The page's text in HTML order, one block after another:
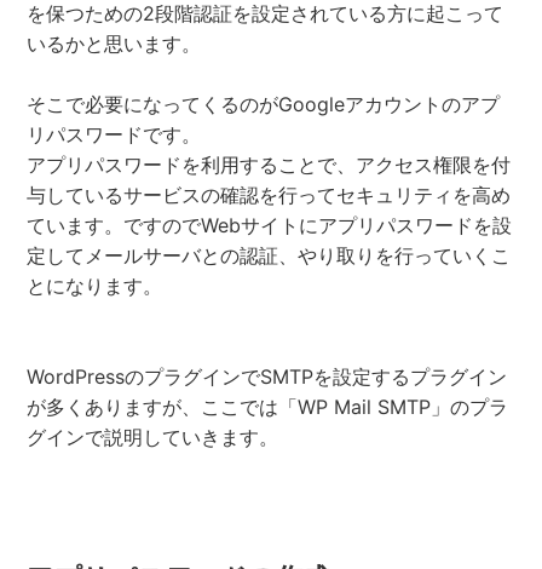
を保つための2段階認証を設定されている方に起こって
いるかと思います。
そこで必要になってくるのがGoogleアカウントのアプ
リパスワードです。
アプリパスワードを利用することで、アクセス権限を付
与しているサービスの確認を行ってセキュリティを高め
ています。ですのでWebサイトにアプリパスワードを設
定してメールサーバとの認証、やり取りを行っていくこ
とになります。
WordPressのプラグインでSMTPを設定するプラグイン
が多くありますが、ここでは「WP Mail SMTP」のプラ
グインで説明していきます。